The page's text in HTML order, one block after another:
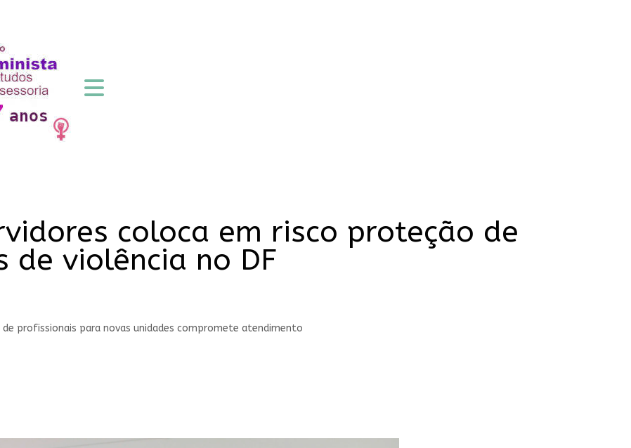
coloca em risco proteção de
de violência no DF
de profissionais para novas unidades compromete atendimento